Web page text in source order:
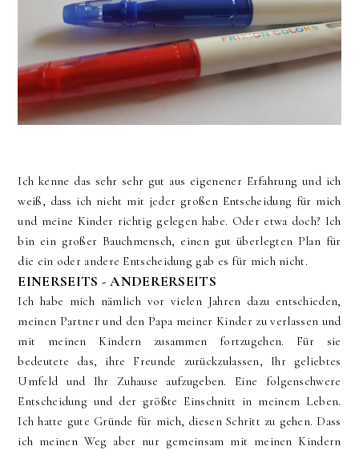
Ich kenne das sehr sehr gut aus eigenener Erfahrung und ich
weiß, dass ich nicht mit jeder großen Entscheidung für mich
und meine Kinder richtig gelegen habe. Oder etwa doch? Ich
bin ein großer Bauchmensch, einen gut überlegten Plan für
die ein oder andere Entscheidung gab es für mich nicht.
EINERSEITS - ANDERERSEITS
Ich habe mich nämlich vor vielen Jahren dazu entschieden,
meinen Partner und den Papa meiner Kinder zu verlassen und
mit meinen Kindern zusammen fortzugehen. Für sie
bedeutete das, ihre Freunde zurückzulassen, Ihr geliebtes
Umfeld und Ihr Zuhause aufzugeben. Eine folgenschwere
Entscheidung und der größte Einschnitt in meinem Leben.
Ich hatte gute Gründe für mich, diesen Schritt zu gehen. Dass
ich meinen Weg aber nur gemeinsam mit meinen Kindern